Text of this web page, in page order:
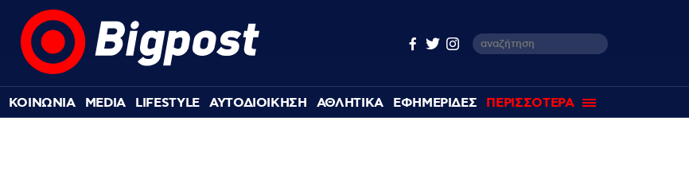
ΚΟΙΝΩΝΙΑ MEDIA LIFESTYLE ΑΥΤΟΔΙΟΙΚΗΣΗ ΑΘΛΗΤΙΚΑ ΕΦΗΜΕΡΙΔΕΣ ΠΕΡΙΣΣΟΤΕΡΑ